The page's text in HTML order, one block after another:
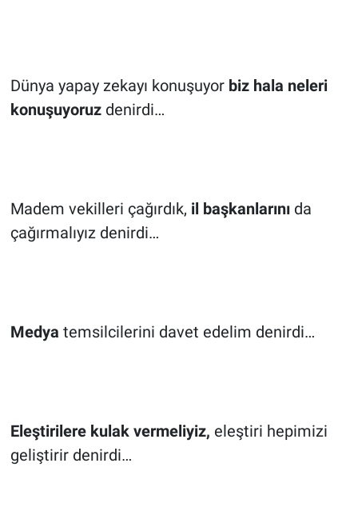
Dünya yapay zekayı konuşuyor biz hala neleri
konuşuyoruzdenirdi…
Madem vekilleri çağırdık, il başkanlarını da
çağırmalıyız denirdi…
Medya temsilcilerini davet edelim denirdi…
Eleştirilere kulak vermeliyiz, eleştiri hepimizi
geliştirir denirdi…